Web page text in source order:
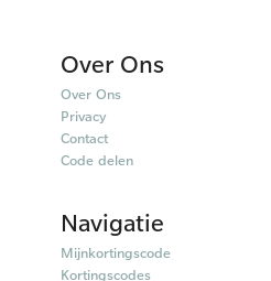
Over Ons
Over Ons
Privacy
Contact
Code delen
Navigatie
Mijnkortingscode
Kortingscodes